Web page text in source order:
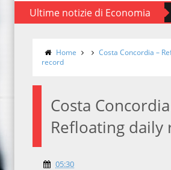
Ultime notizie di Economia
Fondazione FS,
Home
Costa Concordia –
record
Costa
Refloating daily
05:30